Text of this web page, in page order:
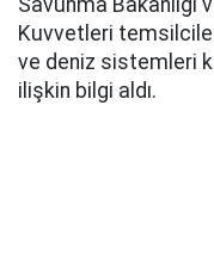
Savunma Bakanlığı
Kuvvetleri
ve deniz sistemleri
ilişkin bilgi aldı.